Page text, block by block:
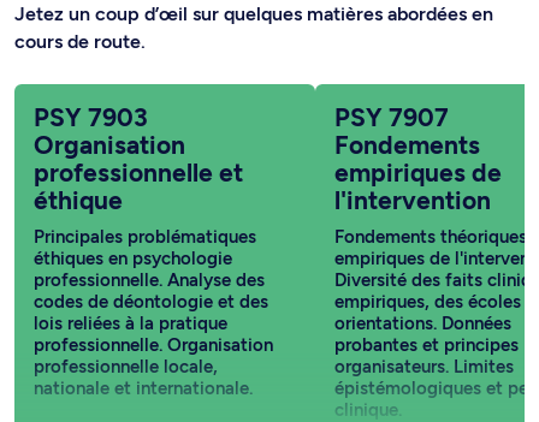
Jetez un coup d’œil sur quelques matières abordées en
cours de route.
PSY 7903
Organisation
professionnelle et
éthique
Principales problématiques
éthiques en psychologie
professionnelle. Analyse des
codes de déontologie et des
lois reliées à la pratique
professionnelle. Organisation
professionnelle locale,
nationale et internationale.
PSY 7907
Fondements
empiriques de
l'intervention
Fondements théoriques
empiriques de
Diversité des faits
empiriques, des écoles
orientations. Données
probantes et principes
organisateurs. Limites
épistémologiques et
clinique.